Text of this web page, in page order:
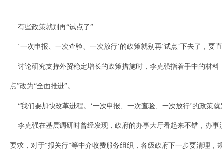
有些政策就别再“试点了”
‘一次申报、一次查验、一次放行’的政策就别再‘试点’下去了，要直
讨论研究支持外贸稳定增长的政策措施时，李克强指着手中的材
点”改为“全面推进”。
“我们要加快改革进程。‘一次申报、一次查验、一次放行’的政策
李克强在基层调研时曾经发现，政府的办事大厅看起来不错，办
要求，对于“报关行”等中介收费服务组织，各级政府下一步要清理，